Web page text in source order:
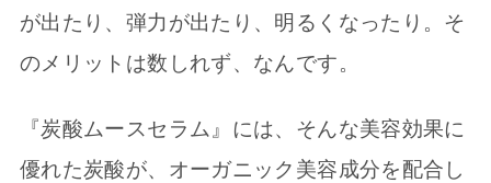
が出たり、弾力が出たり、明るくなったり。そ
のメリットは数しれず、なんです。
『炭酸ムースセラム』には、そんな美容効果に
優れた炭酸が、オーガニック美容成分を配合し